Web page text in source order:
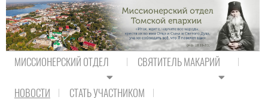
МИССИОНЕРСКИЙ ОТДЕЛ СВЯТИТЕЛЬ МАКАРИЙ
НОВОСТИ
СТАТЬ УЧАСТНИКОМ